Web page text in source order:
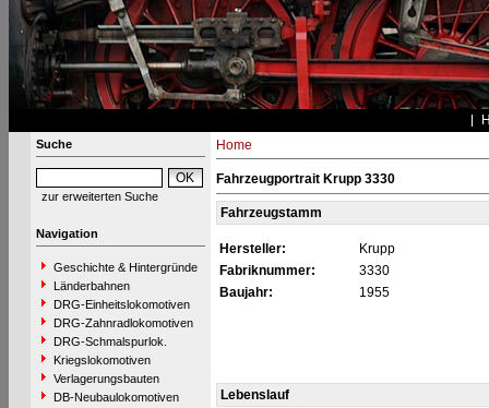
Suche
zur erweiterten Suche
Navigation
Geschichte & Hintergründe
Länderbahnen
DRG-Einheitslokomotiven
DRG-Zahnradlokomotiven
DRG-Schmalspurlok.
Kriegslokomotiven
Verlagerungsbauten
DB-Neubaulokomotiven
Home
Fahrzeugportrait Krupp 3330
Fahrzeugstamm
Hersteller:
Krupp
Fabriknummer:
3330
Baujahr:
1955
Lebenslauf